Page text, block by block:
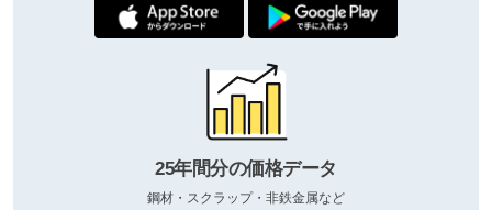
25年間分の価格データ
鋼材・スクラップ・非鉄金属など